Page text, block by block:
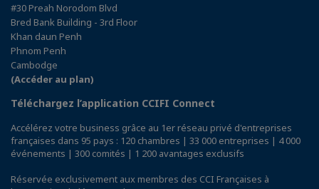
#30 Preah Norodom Blvd
Bred Bank Building - 3rd Floor
Khan daun Penh
Phnom Penh
Cambodge
(Accéder au plan)
Téléchargez l’application CCIFI Connect
Accélérez votre business grâce au 1er réseau privé d'entreprises
françaises dans 95 pays : 120 chambres | 33 000 entreprises | 4 000
événements | 300 comités | 1 200 avantages exclusifs
Réservée exclusivement aux membres des CCI Françaises à